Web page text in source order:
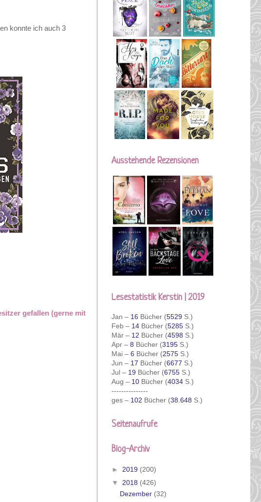
konnte ich auch 3
gefallen (gerne mit
Ausstehende Rezensionen
Lesestatistik Kerstin | 2019
Jan – 16 Bücher (5529 S.)
Feb – 14 Bücher (5285 S.)
Mär – 12 Bücher (4598 S.)
Apr – 8 Bücher (3195 S.)
Mai – 6 Bücher (2575 S.)
Jun – 17 Bücher (6677 S.)
Jul – 19 Bücher (6755 S.)
Aug – 10 Bücher (4034 S.)
---------------
ges – 102 Bücher (38.648 S.)
Seitenaufrufe
Blog-Archiv
► 2019 (200)
▼ 2018 (426)
Dezember (32)